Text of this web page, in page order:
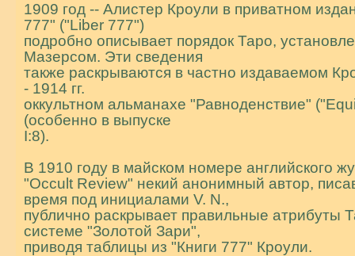
1909 год -- Алистер Кроули в пpиватном
777" ("Liber 777")
подробно описывает порядок Таро,
Мазерсом. Эти сведения
также раскрываются в частно издаваемом
- 1914 гг.
оккультном альманахе "Равноденствие"
(особенно в выпуске
I:8).
В 1910 году в майском номере английского
"Occult Review" некий анонимный автор,
время под инициалами V. N.,
публично раскрывает правильные атрибуты
системе "Золотой Зари",
приводя таблицы из "Книги 777" Кроули.